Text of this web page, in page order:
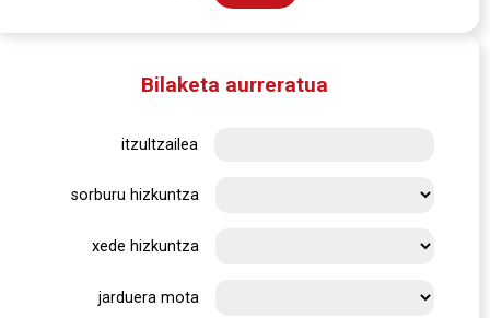
Bilaketa aurreratua
itzultzailea
sorburu hizkuntza
xede hizkuntza
jarduera mota